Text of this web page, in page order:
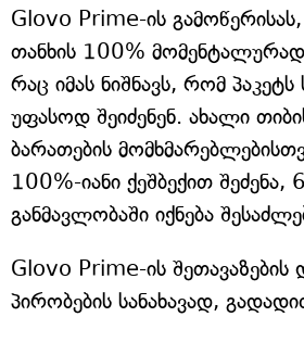
Glovo Prime-ის
თანხის 100%
რაც იმას ნიშნავს, რომ
უფასოდ შეიძენენ. ახალი
ბარათების
100%-იანი ქეშბექით შეძენა,
განმავლობაში იქნება
Glovo Prime-ის
პირობების სანახავად,